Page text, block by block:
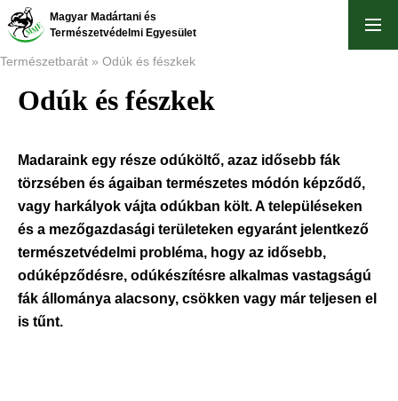
Ugrás
tartalomra
Magyar Madártani és
Természetvédelmi Egyesület
Morzsa
Természetbarát Odúk és fészkek
Odúk és fészkek
Madaraink egy része odúköltő, azaz idősebb fák
törzsében és ágaiban természetes módón képződő,
vagy harkályok vájta odúkban költ. A településeken
és a mezőgazdasági területeken egyaránt jelentkező
természetvédelmi probléma, hogy az idősebb,
odúképződésre, odúkészítésre alkalmas vastagságú
fák állománya alacsony, csökken vagy már teljesen el
is tűnt.